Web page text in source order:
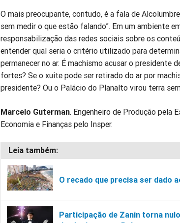
O mais preocupante, contudo, é a fala de
sem medir o que estão falando”. Em um ambiente
responsabilização das redes sociais sobre os
entender qual seria o critério utilizado para
permanecer no ar. É machismo acusar o presidente
fortes? Se o xuite pode ser retirado do ar por
presidente? Ou o Palácio do Planalto virou terra
Marcelo Guterman. Engenheiro de Produção pela
Economia e Finanças pelo Insper.
O recado que precisa ser dado
Participação de Zanin torna